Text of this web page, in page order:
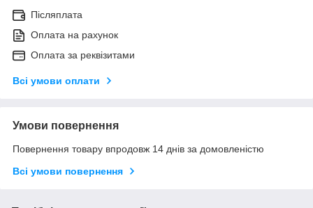
Післяплата
Оплата на рахунок
Оплата за реквізитами
Всі умови оплати
Умови повернення
Повернення товару впродовж 14 днів за домовленістю
Всі умови повернення